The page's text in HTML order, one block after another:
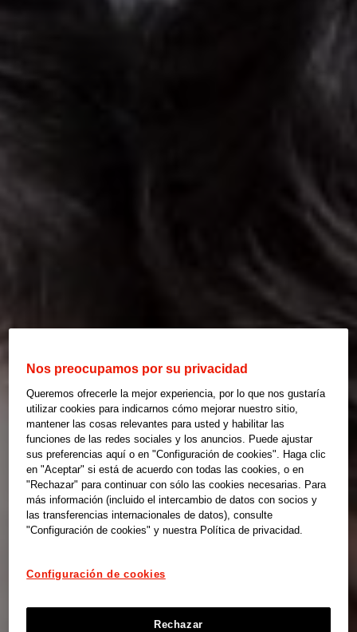
Nos preocupamos por su privacidad
Queremos ofrecerle la mejor experiencia, por lo que nos gustaría
utilizar cookies para indicarnos cómo mejorar nuestro sitio,
mantener las cosas relevantes para usted y habilitar las
funciones de las redes sociales y los anuncios. Puede ajustar
sus preferencias aquí o en "Configuración de cookies". Haga clic
en "Aceptar" si está de acuerdo con todas las cookies, o en
"Rechazar" para continuar con sólo las cookies necesarias. Para
más información (incluido el intercambio de datos con socios y
las transferencias internacionales de datos), consulte
"Configuración de cookies" y nuestra Política de privacidad.
Configuración de cookies
Rechazar